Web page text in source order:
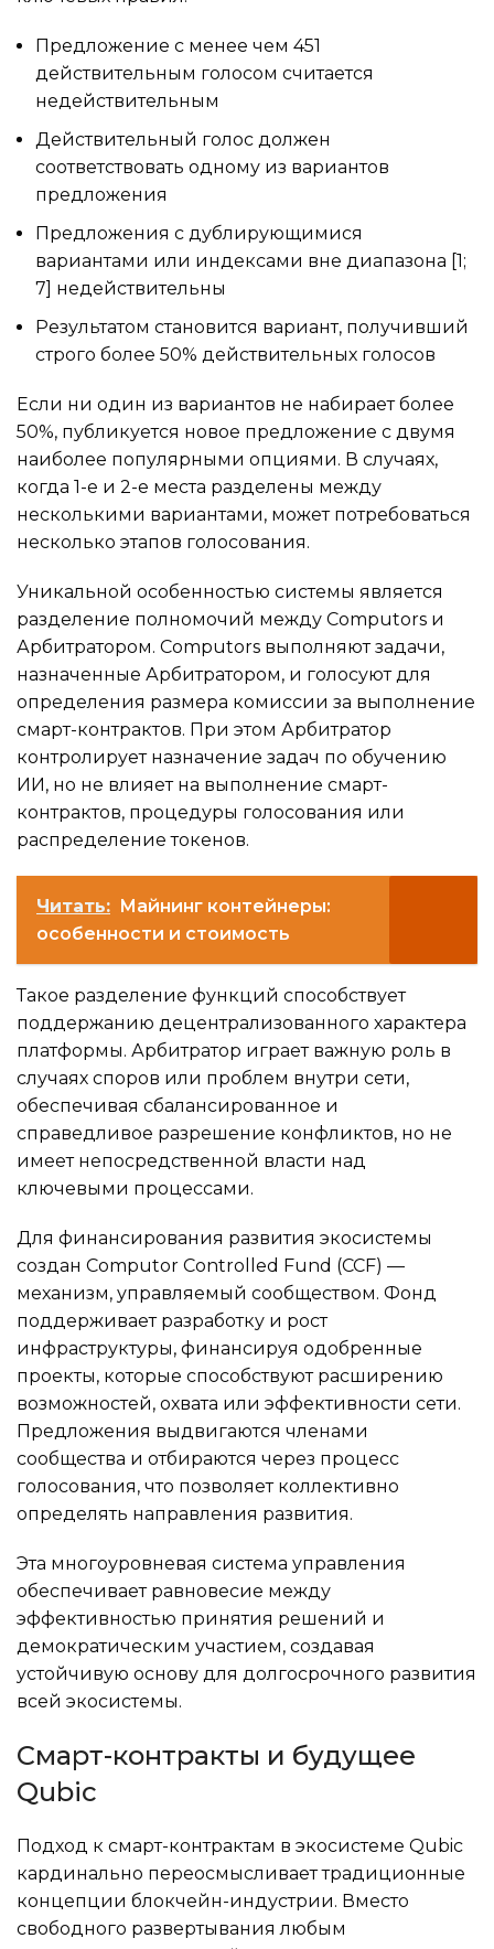
Предложение с менее чем 451
действительным голосом считается
недействительным
Действительный голос должен
соответствовать одному из вариантов
предложения
Предложения с дублирующимися
вариантами или индексами вне диапазона [1;
7] недействительны
Результатом становится вариант, получивший
строго более 50% действительных голосов
Если ни один из вариантов не набирает более
50%, публикуется новое предложение с двумя
наиболее популярными опциями. В случаях,
когда 1-е и 2-е места разделены между
несколькими вариантами, может потребоваться
несколько этапов голосования.
Уникальной особенностью системы является
разделение полномочий между Computors и
Арбитратором. Computors выполняют задачи,
назначенные Арбитратором, и голосуют для
определения размера комиссии за выполнение
смарт-контрактов. При этом Арбитратор
контролирует назначение задач по обучению
ИИ, но не влияет на выполнение смарт-
контрактов, процедуры голосования или
распределение токенов.
Читать: Майнинг контейнеры:
особенности и стоимость
Такое разделение функций способствует
поддержанию децентрализованного характера
платформы. Арбитратор играет важную роль в
случаях споров или проблем внутри сети,
обеспечивая сбалансированное и
справедливое разрешение конфликтов, но не
имеет непосредственной власти над
ключевыми процессами.
Для финансирования развития экосистемы
создан Computor Controlled Fund (CCF) —
механизм, управляемый сообществом. Фонд
поддерживает разработку и рост
инфраструктуры, финансируя одобренные
проекты, которые способствуют расширению
возможностей, охвата или эффективности сети.
Предложения выдвигаются членами
сообщества и отбираются через процесс
голосования, что позволяет коллективно
определять направления развития.
Эта многоуровневая система управления
обеспечивает равновесие между
эффективностью принятия решений и
демократическим участием, создавая
устойчивую основу для долгосрочного развития
всей экосистемы.
Смарт-контракты и будущее
Qubic
Подход к смарт-контрактам в экосистеме Qubic
кардинально переосмысливает традиционные
концепции блокчейн-индустрии. Вместо
свободного развертывания любым